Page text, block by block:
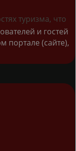
туризма, что
и гостей
портале (сайте),